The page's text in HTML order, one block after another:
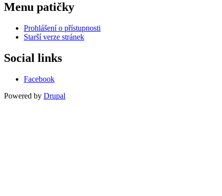
Menu patičky
Prohlášení o přístupnosti
Starší verze stránek
Social links
Facebook
Powered by Drupal